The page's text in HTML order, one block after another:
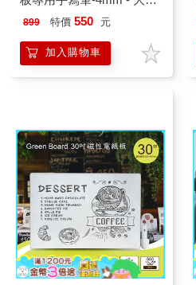
寸磁性電紙板專用
899 特價 550 元
加入購物車